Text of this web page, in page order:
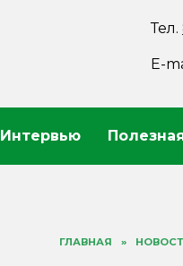
Тел.
E-
Интервью
ГЛАВНАЯ »